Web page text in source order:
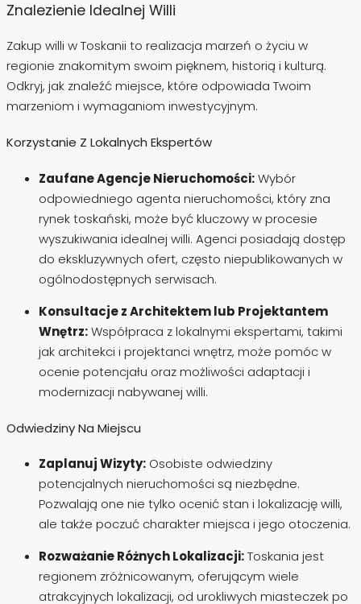
Znalezienie Idealnej Willi
Zakup willi w Toskanii to realizacja marzeń o życiu w
regionie znakomitym swoim pięknem, historią i kulturą.
Odkryj, jak znaleźć miejsce, które odpowiada Twoim
marzeniom i wymaganiom inwestycyjnym.
Korzystanie Z Lokalnych Ekspertów
Zaufane Agencje Nieruchomości:Wybór
odpowiedniego agenta nieruchomości, który zna
rynek toskański, może być kluczowy w procesie
wyszukiwania idealnej willi. Agenci posiadają dostęp
do ekskluzywnych ofert, często niepublikowanych w
ogólnodostępnych serwisach.
Konsultacje z Architektem lub Projektantem
Wnętrz:Współpraca z lokalnymi ekspertami, takimi
jak architekci i projektanci wnętrz, może pomóc w
ocenie potencjału oraz możliwości adaptacji i
modernizacji nabywanej willi.
Odwiedziny Na Miejscu
Zaplanuj Wizyty: Osobiste odwiedziny
potencjalnych nieruchomości są niezbędne.
Pozwalają one nie tylko ocenić stan i lokalizację willi,
ale także poczuć charakter miejsca i jego otoczenia.
Rozważanie Różnych Lokalizacji:Toskania jest
regionem zróżnicowanym, oferującym wiele
atrakcyjnych lokalizacji, od urokliwych miasteczek po